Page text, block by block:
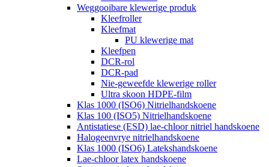
Weggooibare klewerige produk
Kleefroller
Kleefmat
PU klewerige mat
Kleefpen
DCR-rol
DCR-pad
Nie-geweefde klewerige roller
Ultra skoon HDPE-film
Klas 1000 (ISO6) Nitrielhandskoene
Klas 100 (ISO5) Nitrielhandskoene
Antistatiese (ESD) lae-chloor nitriel handskoene
Halogeenvrye nitrielhandskoene
Klas 1000 (ISO6) Latekshandskoene
Lae-chloor latex handskoene